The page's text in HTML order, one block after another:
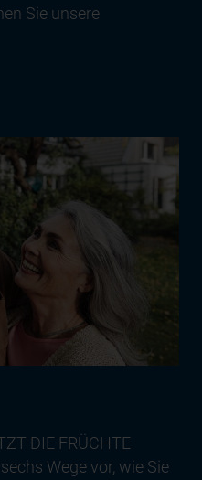
Sie unsere
DIE FRÜCHTE
Wege vor, wie Sie